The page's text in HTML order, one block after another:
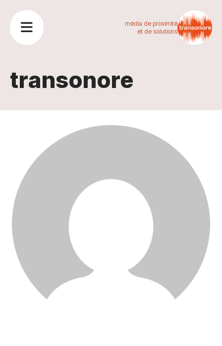
média de proximité
et de solutions
transonore